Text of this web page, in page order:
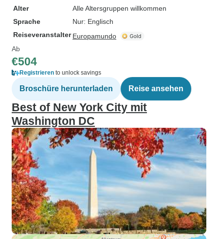
Alter
Alle Altersgruppen willkommen
Sprache
Nur: Englisch
Reiseveranstalter Europamundo
Ab
€504
Registrieren to unlock savings
Broschüre herunterladen Reise ansehen
Best of New York City mit
Washington DC